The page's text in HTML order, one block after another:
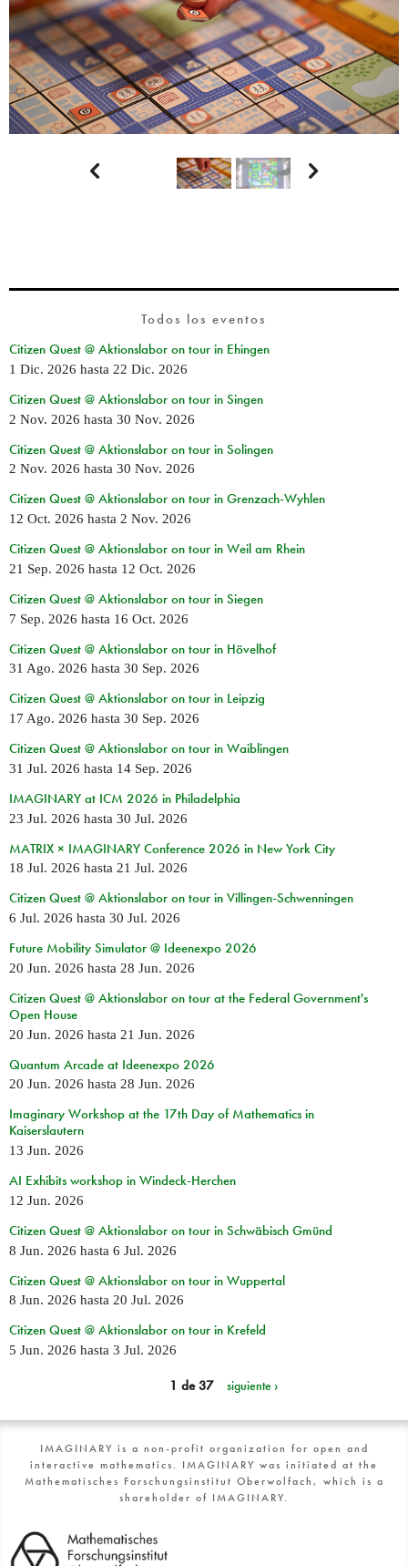
 
Todos los eventos
Citizen Quest @ Aktionslabor on tour in Ehingen
1 Dic. 2026 hasta 22 Dic. 2026
Citizen Quest @ Aktionslabor on tour in Singen
2 Nov. 2026 hasta 30 Nov. 2026
Citizen Quest @ Aktionslabor on tour in Solingen
2 Nov. 2026 hasta 30 Nov. 2026
Citizen Quest @ Aktionslabor on tour in Grenzach-Wyhlen
12 Oct. 2026 hasta 2 Nov. 2026
Citizen Quest @ Aktionslabor on tour in Weil am Rhein
21 Sep. 2026 hasta 12 Oct. 2026
Citizen Quest @ Aktionslabor on tour in Siegen
7 Sep. 2026 hasta 16 Oct. 2026
Citizen Quest @ Aktionslabor on tour in Hövelhof
31 Ago. 2026 hasta 30 Sep. 2026
Citizen Quest @ Aktionslabor on tour in Leipzig
17 Ago. 2026 hasta 30 Sep. 2026
Citizen Quest @ Aktionslabor on tour in Waiblingen
31 Jul. 2026 hasta 14 Sep. 2026
IMAGINARY at ICM 2026 in Philadelphia
23 Jul. 2026 hasta 30 Jul. 2026
MATRIX × IMAGINARY Conference 2026 in New York City
18 Jul. 2026 hasta 21 Jul. 2026
Citizen Quest @ Aktionslabor on tour in Villingen-Schwenningen
6 Jul. 2026 hasta 30 Jul. 2026
Future Mobility Simulator @ Ideenexpo 2026
20 Jun. 2026 hasta 28 Jun. 2026
Citizen Quest @ Aktionslabor on tour at the Federal Government's
Open House
20 Jun. 2026 hasta 21 Jun. 2026
Quantum Arcade at Ideenexpo 2026
20 Jun. 2026 hasta 28 Jun. 2026
Imaginary Workshop at the 17th Day of Mathematics in
Kaiserslautern
13 Jun. 2026
AI Exhibits workshop in Windeck-Herchen
12 Jun. 2026
Citizen Quest @ Aktionslabor on tour in Schwäbisch Gmünd
8 Jun. 2026 hasta 6 Jul. 2026
Citizen Quest @ Aktionslabor on tour in Wuppertal
8 Jun. 2026 hasta 20 Jul. 2026
Citizen Quest @ Aktionslabor on tour in Krefeld
5 Jun. 2026 hasta 3 Jul. 2026
1 de 37 siguiente ›
IMAGINARY is a non-profit organization for open and
interactive mathematics. IMAGINARY was initiated at the
Mathematisches Forschungsinstitut Oberwolfach, which is a
shareholder of IMAGINARY.